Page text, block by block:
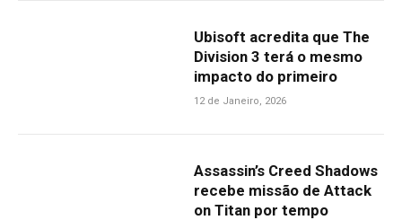
Ubisoft acredita que The
Division 3 terá o mesmo
impacto do primeiro
12 de Janeiro, 2026
Assassin’s Creed Shadows
recebe missão de Attack
on Titan por tempo